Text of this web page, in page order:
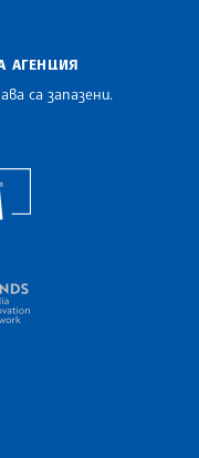
АГЕНЦИЯ
са запазени.
the Balkan News Agencies